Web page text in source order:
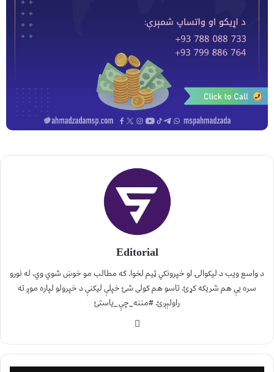
Editorial
د واسع ویب د لیکوالۍ او خپرونکي ټیم لخوا. که مطالب مو خوښ شوي وي، له نورو
سره یې هم شریکه کړئ. تاسو هم کولی شئ خپلې لیکنې د خپرولو لپاره موږ ته
راولېږئ. #مننه_چې_یاستئ